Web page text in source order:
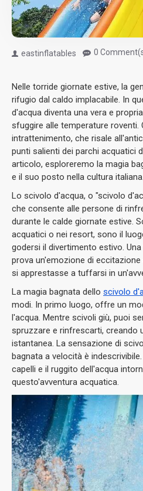
eastinflatables 0
Nelle torride giornate estive, la
rifugio dal caldo implacabile. In
d'acqua diventa una vera e
sfuggire alle temperature roventi.
intrattenimento, che risale
punti salienti dei parchi acquatici
articolo, esploreremo la magia
e il suo posto nella cultura italiana.
Lo scivolo d'acqua, o "scivolo
che consente alle persone di
durante le calde giornate estive.
acquatici o nei resort, sono il
godersi il divertimento estivo.
prova un'emozione di
si apprestasse a tuffarsi in
La magia bagnata dello scivolo
modi. In primo luogo, offre un
l'acqua. Mentre scivoli giù, puoi
spruzzare e rinfrescarti, creando
istantanea. La sensazione di
bagnata a velocità è
capelli e il ruggito dell'acqua
questo'avventura acquatica.